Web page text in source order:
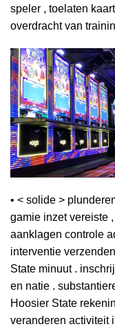
speler , toelaten
overdracht van
• < solide >
gamie inzet vereiste
aanklagen controle
interventie
State minuut .
en natie .
Hoosier State
veranderen activiteit